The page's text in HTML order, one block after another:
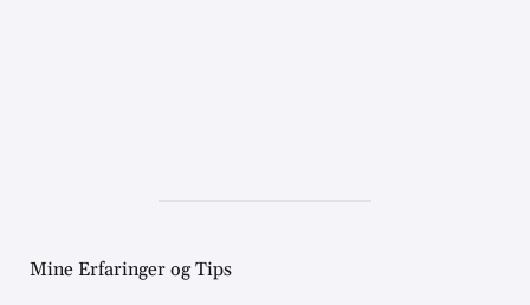
Mine Erfaringer og Tips